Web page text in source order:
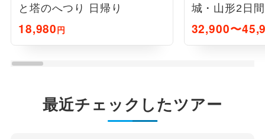
と塔のへつり 日帰り
18,980円
城・山形2日間
32,900〜
最近チェックしたツアー